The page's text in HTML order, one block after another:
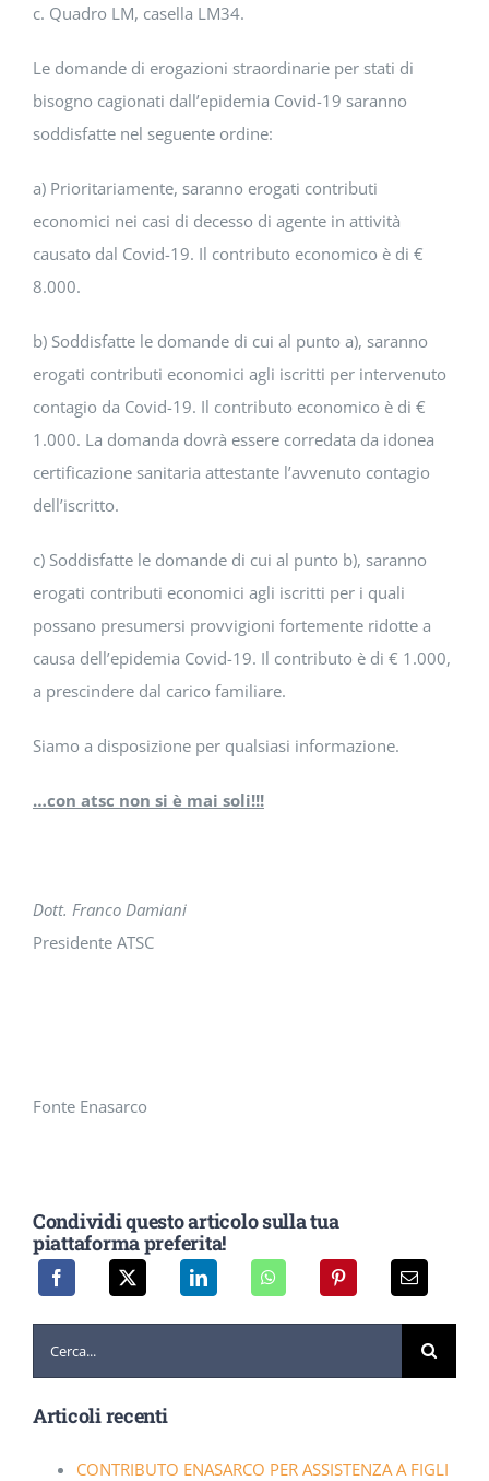
c. Quadro LM, casella LM34.
Le domande di erogazioni straordinarie per stati di
bisogno cagionati dall’epidemia Covid-19 saranno
soddisfatte nel seguente ordine:
a) Prioritariamente, saranno erogati contributi
economici nei casi di decesso di agente in attività
causato dal Covid-19. Il contributo economico è di €
8.000.
b) Soddisfatte le domande di cui al punto a), saranno
erogati contributi economici agli iscritti per intervenuto
contagio da Covid-19. Il contributo economico è di €
1.000. La domanda dovrà essere corredata da idonea
certificazione sanitaria attestante l’avvenuto contagio
dell’iscritto.
c) Soddisfatte le domande di cui al punto b), saranno
erogati contributi economici agli iscritti per i quali
possano presumersi provvigioni fortemente ridotte a
causa dell’epidemia Covid-19. Il contributo è di € 1.000,
a prescindere dal carico familiare.
Siamo a disposizione per qualsiasi informazione.
…con atsc non si è mai soli!!!
Dott. Franco Damiani
Presidente ATSC
Fonte Enasarco
Condividi questo articolo sulla tua
piattaforma preferita!
Articoli recenti
CONTRIBUTO ENASARCO PER ASSISTENZA A FIGLI